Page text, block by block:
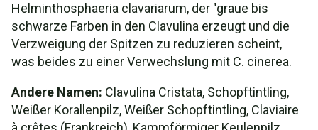
Helminthosphaeria clavariarum, der "graue bis
schwarze Farben in den Clavulina erzeugt und die
Verzweigung der Spitzen zu reduzieren scheint,
was beides zu einer Verwechslung mit C. cinerea.
Andere Namen: Clavulina Cristata, Schopftintling,
Weißer Korallenpilz, Weißer Schopftintling, Claviaire